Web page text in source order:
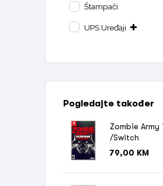
Štampači
UPS Uređaji
Pogledajte također
Zombie Army
/Switch
79,00 KM